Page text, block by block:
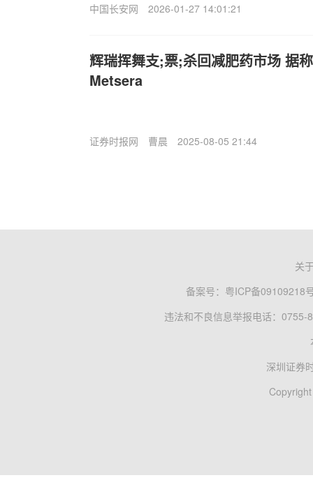
中国长安网 2026-01-27 14:01:21
辉瑞挥舞支;票;杀回减肥药市场 据
Metsera
证券时报网 曹晨 2025-08-05 21:44
关
备案号： 粤ICP备09109218
违法和不良信息举报电话：0755-
深圳证券